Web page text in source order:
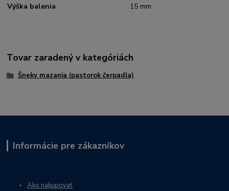
Výška balenia
15 mm
Tovar zaradený v kategóriách
Šneky mazania (pastorok čerpadla)
Informácie pre zákazníkov
Ako nakupovať